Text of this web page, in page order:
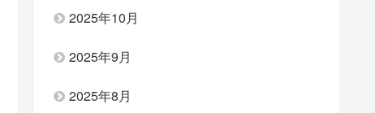
2025年10月
2025年9月
2025年8月